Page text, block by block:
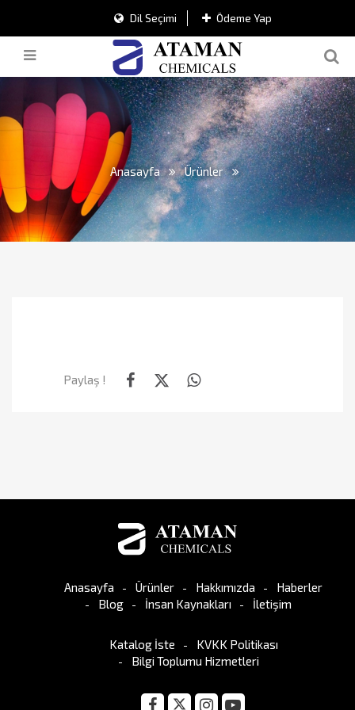
Dil Seçimi Ödeme Yap
Anasayfa Ürünler
Paylaş !
Anasayfa Ürünler Hakkımızda
Haberler
Blog
İnsan Kaynakları İletişim
Katalog İste
KVKK Politikası
Bilgi Toplumu Hizmetleri